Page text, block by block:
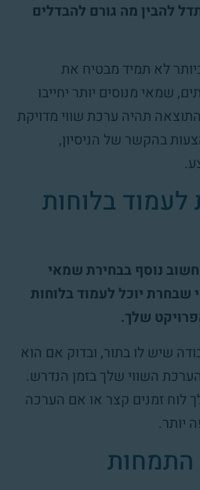
להבין מה גורם להבדלים
לא תמיד מבטיח את
שמאי מנוסים יותר יחייבו
תהיה ערכת שווי מדויקת
בהקשר של הניסיון,
לעמוד בלוחות
נוסף בבחירת שמאי
יוכל לעמוד בלוחות
שלך.
שיש לו בתור, ובדוק אם הוא
השווי שלך בזמן הנדרש.
לוח זמנים קצר או אם הערכה
יותר.
התמחות